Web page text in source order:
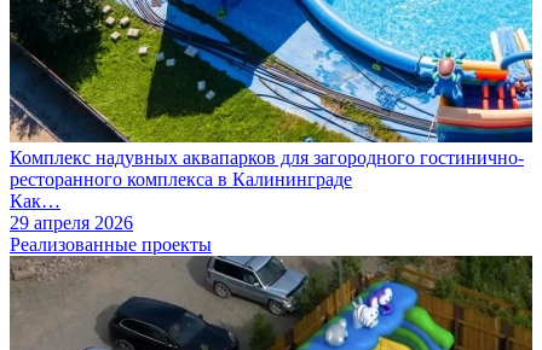
Комплекс надувных аквапарков для загородного гостинично-
ресторанного комплекса в Калининграде
Как…
29 апреля 2026
Реализованные проекты